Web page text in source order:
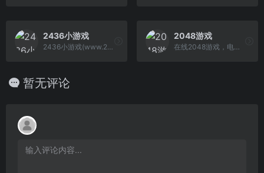
2436小游戏
2436小游戏(www.2436.cn)是小游戏大全第一网站,这里囊括了最全的双人小游戏,美女小游戏,此外还有益智,搞笑,动作,射击,女生,冒险,敏捷,过关等热门小游 戏。
2048游戏
在线2048游戏，电脑手机都可以玩。合并相同方块，得到2048的方块。
暂无评论